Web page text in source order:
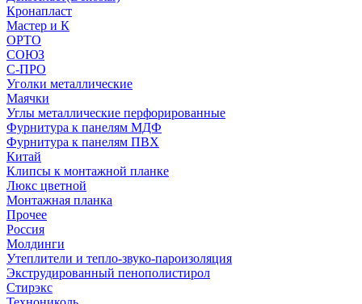
Кронапласт
Мастер и К
ОРТО
СОЮЗ
С-ПРО
Уголки металлические
Маячки
Углы металлические перфорированные
Фурнитура к панелям МДФ
Фурнитура к панелям ПВХ
Китай
Клипсы к монтажной планке
Люкс цветной
Монтажная планка
Прочее
Россия
Молдинги
Утеплители и тепло-звуко-пароизоляция
Экструдированный пенополистирол
Стирэкс